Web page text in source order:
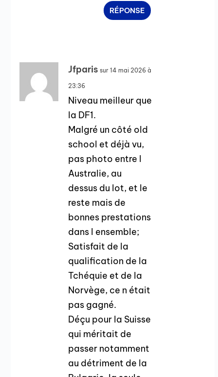
RÉPONSE
Jfparis sur 14 mai 2026 à
23:36
Niveau meilleur que
la DF1.
Malgré un côté old
school et déjà vu,
pas photo entre l
Australie, au
dessus du lot, et le
reste mais de
bonnes prestations
dans l ensemble;
Satisfait de la
qualification de la
Tchéquie et de la
Norvège, ce n était
pas gagné.
Déçu pour la Suisse
qui méritait de
passer notamment
au détriment de la